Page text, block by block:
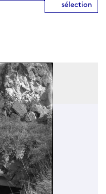
sélection